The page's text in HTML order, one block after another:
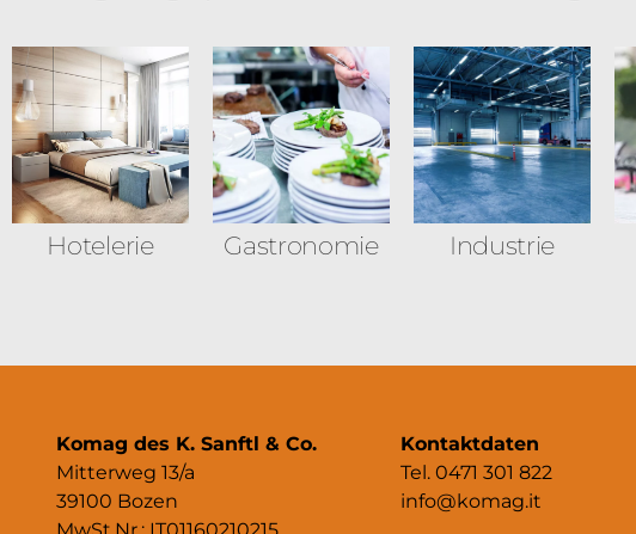
Hotelerie Gastronomie Industrie
Komag des K. Sanftl & Co.
Mitterweg 13/a
39100 Bozen
Kontaktdaten
Tel. 0471 301 822
info@komag.it